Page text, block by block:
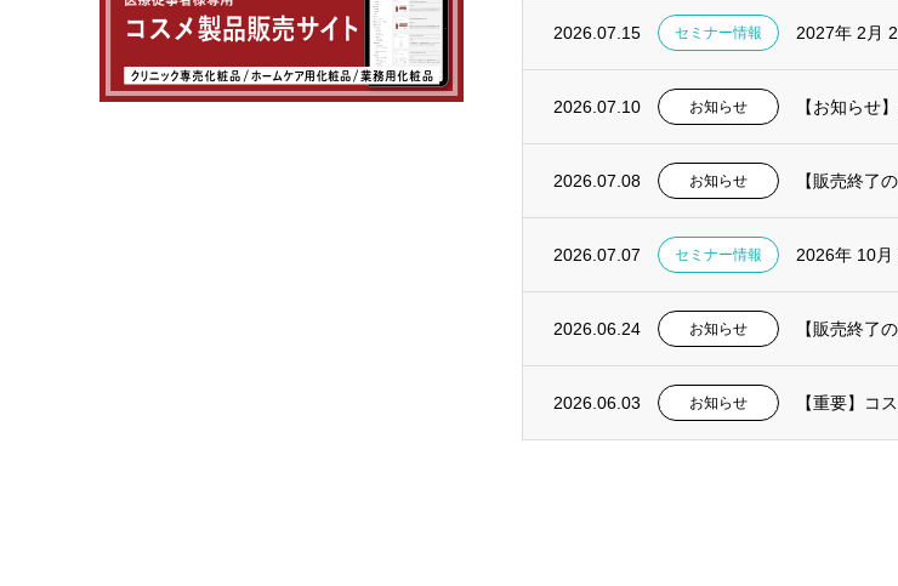
2026.07.15 セミナー情報 2027年 2月
2026.07.10 お知らせ 【お知らせ
2026.07.08 お知らせ 【販売終了
2026.07.07 セミナー情報 2026年 10月
2026.06.24 お知らせ 【販売終了
2026.06.03 お知らせ 【重要】コ